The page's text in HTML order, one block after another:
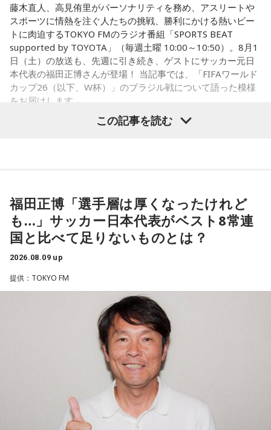
藤木直人、高見侑里がパーソナリティを務め、アスリートや
スポーツに情熱を注ぐ人たちの挑戦、勝利にかける熱いビー
トに肉迫するTOKYO FMのラジオ番組「SPORTS BEAT
supported by TOYOTA」（毎週土曜 10:00～10:50）。8月1
日（土）の放送も、先週に引き続き、ゲストにサッカー元日
本代表の福田正博さんが登場！ 当記事では、「FIFAワールド
カップ26（以下、W杯）」のブラジル戦について語った模様
をお届けします。
輝き、Jリーグ通算228試合出場93得点を挙げ、日本代表では
45試合出場で9ゴールを記録するなど活躍を見せ、1993年に
はW杯アジア地区最終予選にも出場しました。2002年に現役
を引退した後は、サッカー解説者としてメディアでの活動の
活かしながら幅広く活動しています。
◆福田正博がW杯ブラジル戦を総括
藤木：ブラジル戦で、前半は佐野海舟選手の素晴らしいイン
ターセプトからのゴールがありましたし、前半の終了間際に
は日本がボールを持つ時間もありました。しかし、後半に入
ってからブラジルが戦略を変えてきて、日本が一方的に押し
込まれてしまった。試合のなかで具体的な戦術が打ち出せな
かったと考えると、（選手のなかに）もう少し具体的な戦略
を示す人、ブレーンが必要なのかなと素人目には思ってしま
うのですが……。
この記事を読む
福田正博「選手層は厚くなったけれど
も…」サッカー日本代表がベスト8常連
国と比べて足りないものとは？
2026.08.09 up
提供：TOKYO FM